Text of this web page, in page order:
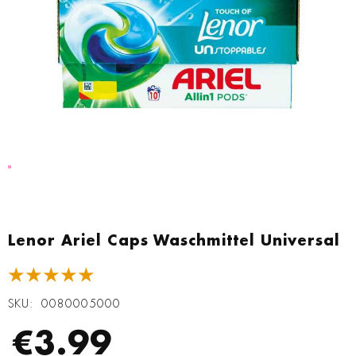
Lenor Ariel Caps Waschmittel Universal
★★★★★
SKU 0080005000
€3.99
Anfang
Bildgalerie